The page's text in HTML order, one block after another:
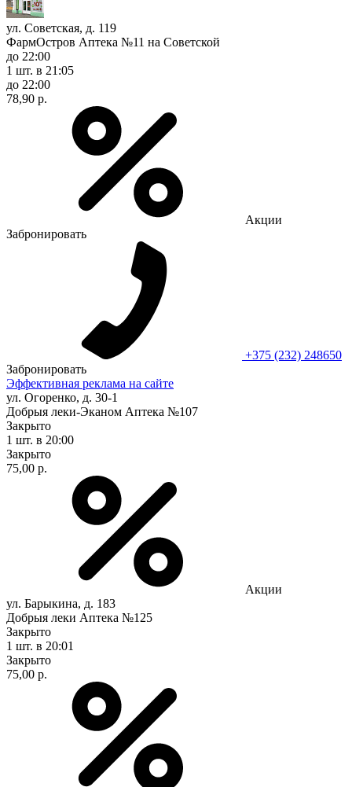
ул. Советская, д. 119
ФармОстров Аптека №11 на Советской
до 22:00
1 шт. в 21:05
до 22:00
78,90 р.
Акции
Забронировать
+375 (232) 248650
Забронировать
Эффективная реклама на сайте
ул. Огоренко, д. 30-1
Добрыя леки-Эканом Аптека №107
Закрыто
1 шт. в 20:00
Закрыто
75,00 р.
Акции
ул. Барыкина, д. 183
Добрыя леки Аптека №125
Закрыто
1 шт. в 20:01
Закрыто
75,00 р.